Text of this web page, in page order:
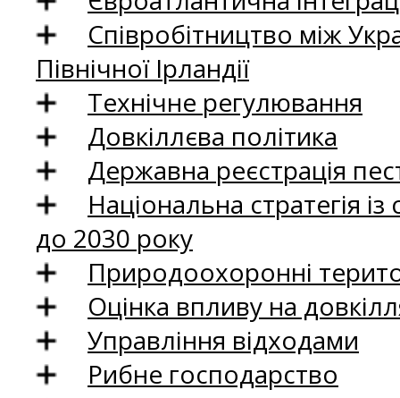
Співробітництво між
Північної Ірландії
Технічне регулювання
Довкіллєва політика
Державна реєстрація
Національна стратегія
до 2030 року
Природоохоронні
Оцінка впливу на
Управління відходами
Рибне господарство